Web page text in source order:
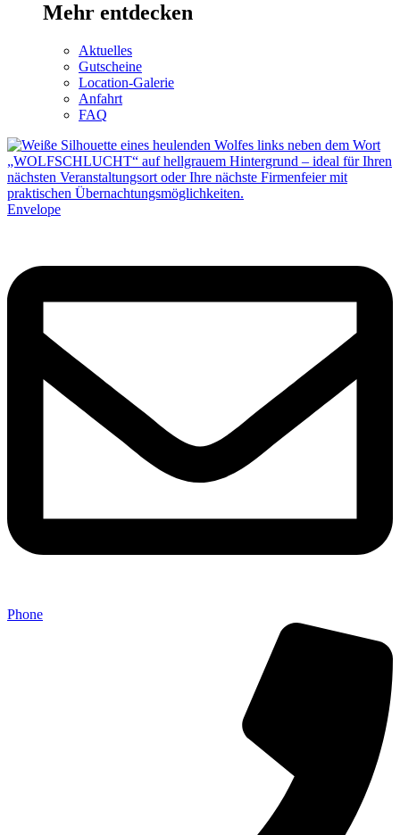
Mehr entdecken
Aktuelles
Gutscheine
Location-Galerie
Anfahrt
FAQ
Envelope
Phone